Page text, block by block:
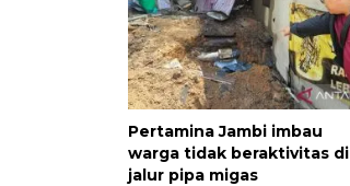
Pertamina Jambi imbau
warga tidak beraktivitas di
jalur pipa migas